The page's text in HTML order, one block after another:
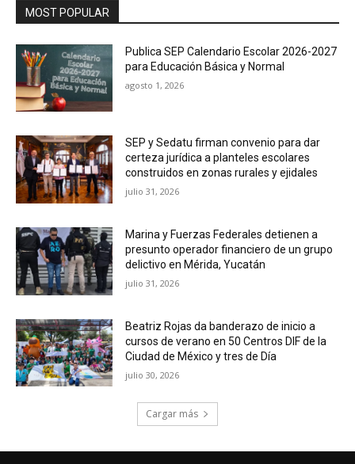
MOST POPULAR
Publica SEP Calendario Escolar 2026-2027
para Educación Básica y Normal
agosto 1, 2026
SEP y Sedatu firman convenio para dar
certeza jurídica a planteles escolares
construidos en zonas rurales y ejidales
julio 31, 2026
Marina y Fuerzas Federales detienen a
presunto operador financiero de un grupo
delictivo en Mérida, Yucatán
julio 31, 2026
Beatriz Rojas da banderazo de inicio a
cursos de verano en 50 Centros DIF de la
Ciudad de México y tres de Día
julio 30, 2026
Cargar más